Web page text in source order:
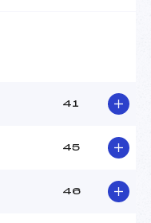
41
45
46